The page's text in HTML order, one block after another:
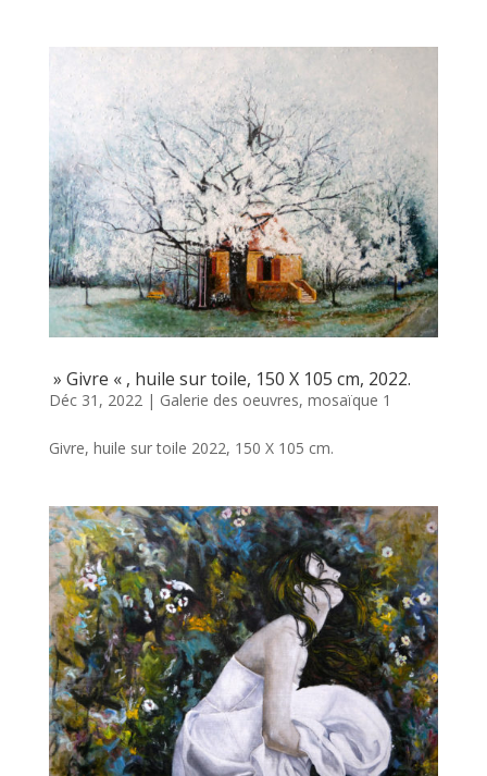
» Givre « , huile sur toile, 150 X 105 cm, 2022.
Déc 31, 2022| Galerie des oeuvres, mosaïque 1
Givre, huile sur toile 2022, 150 X 105 cm.